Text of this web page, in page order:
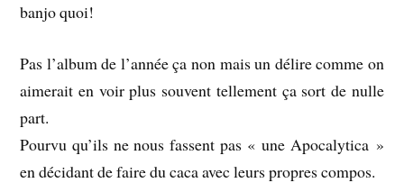
banjo quoi!
Pas l’album de l’année ça non mais un délire comme on
aimerait en voir plus souvent tellement ça sort de nulle
part.
Pourvu qu’ils ne nous fassent pas « une Apocalytica »
en décidant de faire du caca avec leurs propres compos.